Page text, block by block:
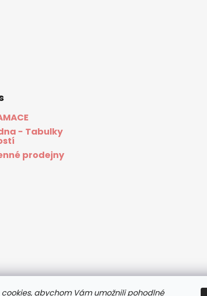
abychom Vám umožnili pohodlné
- Tabulky
prodejny